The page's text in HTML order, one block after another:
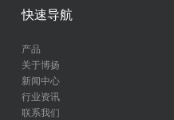
快速导航
产品
关于博扬
新闻中心
行业资讯
联系我们